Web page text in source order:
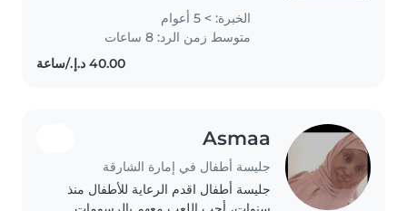
patience as nurse I can't
disappoint you try me. I have
learnt that kids are different..
الخبرة: > 5 أعوام
متوسط زمن الرد: 8 ساعات
Asmaa
جليسة أطفال في إمارة الشارقة
جليسة أطفال اقدم الرعاية للأطفال منذ